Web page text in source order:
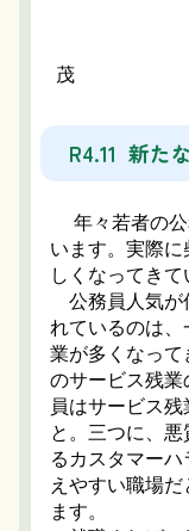
柴
茂
R4.11 新た
年々若者の公
います。実際
しくなってきて
公務員人気が
れているのは、
業が多くなって
のサービス残業
員はサービス
と。三つに、
るカスタマー
えやすい職場
ます。